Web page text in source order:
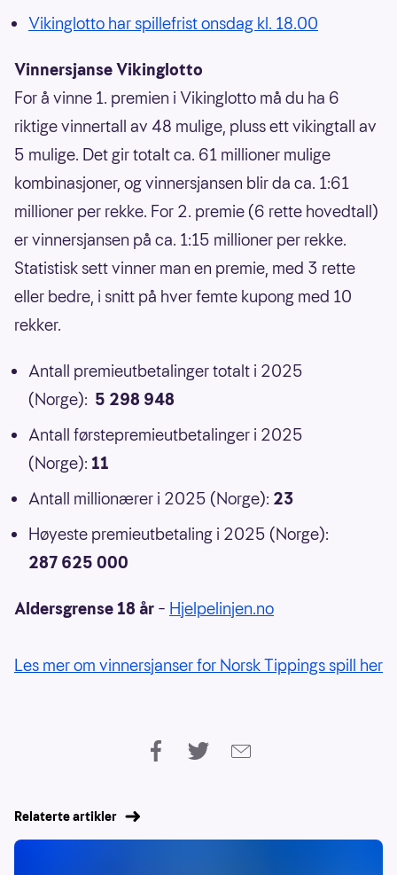
Vikinglotto har spillefrist onsdag kl. 18.00
Vinnersjanse Vikinglotto
For å vinne 1. premien i Vikinglotto må du ha 6
riktige vinnertall av 48 mulige, pluss ett vikingtall av
5 mulige. Det gir totalt ca. 61 millioner mulige
kombinasjoner, og vinnersjansen blir da ca. 1:61
millioner per rekke. For 2. premie (6 rette hovedtall)
er vinnersjansen på ca. 1:15 millioner per rekke.
Statistisk sett vinner man en premie, med 3 rette
eller bedre, i snitt på hver femte kupong med 10
rekker.
Antall premieutbetalinger totalt i 2025
(Norge): 5 298 948
Antall førstepremieutbetalinger i 2025
(Norge): 11
Antall millionærer i 2025 (Norge): 23
Høyeste premieutbetaling i 2025 (Norge):
287 625 000
Aldersgrense 18 år – Hjelpelinjen.no
Les mer om vinnersjanser for Norsk Tippings spill her
Relaterte artikler